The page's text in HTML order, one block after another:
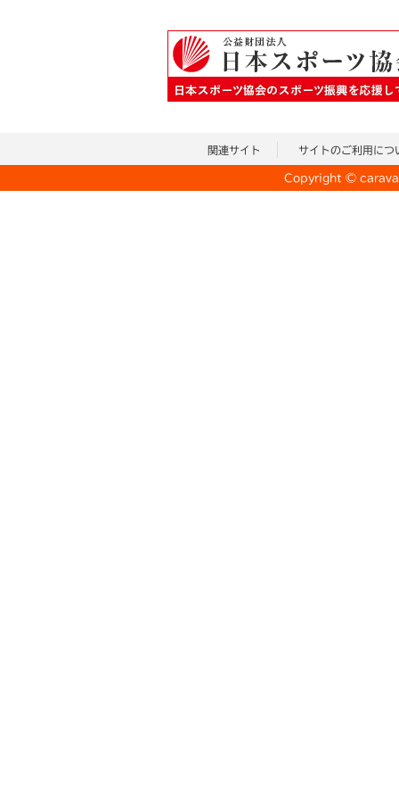
関連サイト サイトのご利用につ
Copyright ©